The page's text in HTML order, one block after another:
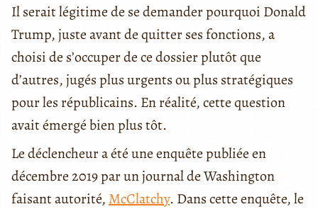
Il serait légitime de se demander pourquoi Donald
Trump, juste avant de quitter ses fonctions, a
choisi de s’occuper de ce dossier plutôt que
d’autres, jugés plus urgents ou plus stratégiques
pour les républicains. En réalité, cette question
avait émergé bien plus tôt.
Le déclencheur a été une enquête publiée en
décembre 2019 par un journal de Washington
faisant autorité, McClatchy. Dans cette enquête, le